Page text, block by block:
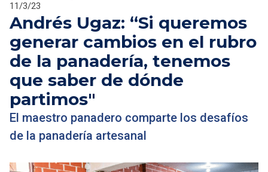
11/3/23
Andrés Ugaz: “Si queremos
generar cambios en el rubro
de la panadería, tenemos
que saber de dónde
partimos"
El maestro panadero comparte los desafíos
de la panadería artesanal